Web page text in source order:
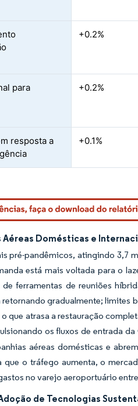
+0.2%
para
+0.2%
resposta a
+0.1%
Aéreas Domésticas e
pré-pandêmicos, atingindo 3,7
está mais voltada para o
ferramentas de reuniões
gradualmente; limites
que atrasa a restauração
os fluxos de entrada
aéreas domésticas e
o tráfego aumenta, o
no varejo aeroportuário
de Tecnologias